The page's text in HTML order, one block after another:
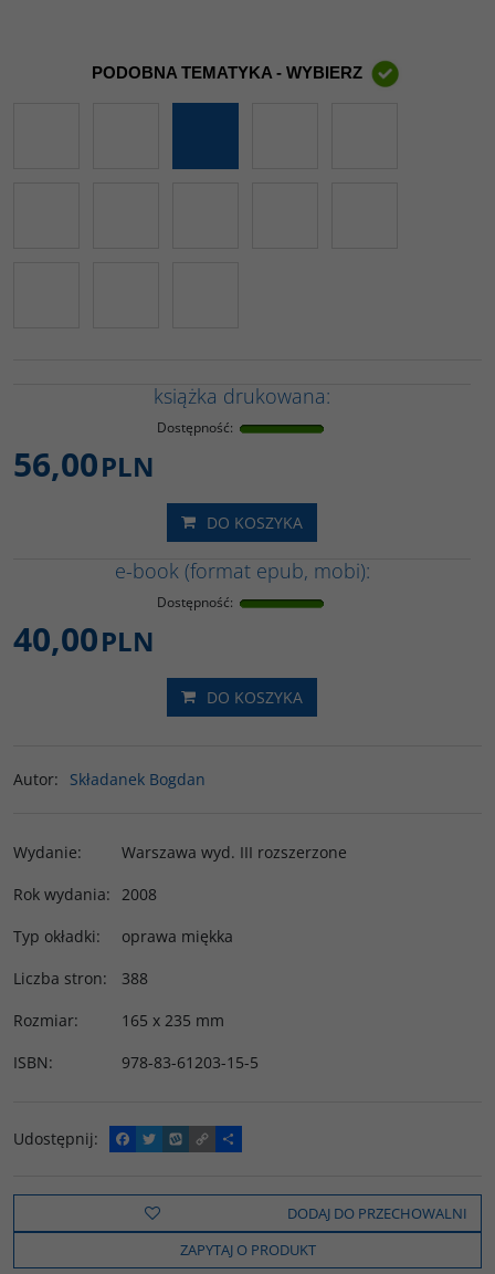
PODOBNA TEMATYKA - WYBIERZ
książka drukowana:
Dostępność:
56,00PLN
DO KOSZYKA
e-book (format epub, mobi):
Dostępność:
40,00PLN
DO KOSZYKA
Autor: Składanek Bogdan
Wydanie:
Warszawa wyd. III rozszerzone
Rok wydania: 2008
Typ okładki:
oprawa miękka
Liczba stron:
388
Rozmiar:
165 x 235 mm
ISBN: 978-83-61203-15-5
Udostępnij:
F
a
e
o
k
T
w
t
t
e
W
y
o
C
o
y
i
n
k
P
o
z
e
l
s
DODAJ DO PRZECHOWALNI
ZAPYTAJ O PRODUKT